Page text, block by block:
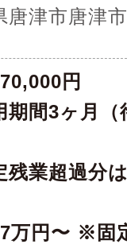
唐津市唐津市
円
間3ヶ月（
業超過分
万円〜 ※固